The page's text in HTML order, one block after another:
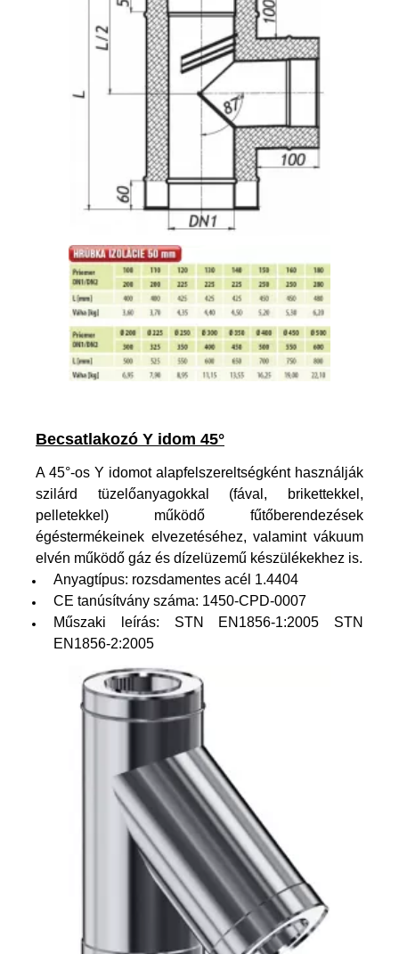
Becsatlakozó Y idom 45°
A 45°-os Y idomot alapfelszereltségként használják
szilárd tüzelőanyagokkal (fával, brikettekkel,
pelletekkel) működő fűtőberendezések
égéstermékeinek elvezetéséhez, valamint vákuum
elvén működő gáz és dízelüzemű készülékekhez is.
Anyagtípus: rozsdamentes acél 1.4404
CE tanúsítvány száma: 1450-CPD-0007
Műszaki leírás: STN EN1856-1:2005 STN
EN1856-2:2005